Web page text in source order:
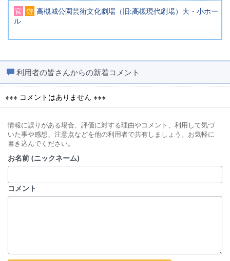
官 遊 高槻城公園芸術文化劇場（旧:高槻現代劇場）大・小ホー
ル
利用者の皆さんからの新着コメント
※※※ コメントはありません ※※※
情報に誤りがある場合、評価に対する理由やコメント、利用して気づ
いた事や感想、注意点などを他の利用者で共有しましょう。お気軽に
書き込んでください。
お名前 (ニックネーム)
コメント